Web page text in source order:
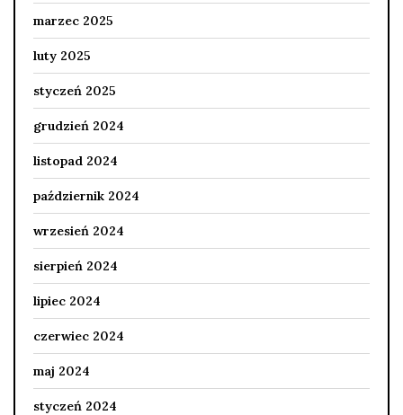
marzec 2025
luty 2025
styczeń 2025
grudzień 2024
listopad 2024
październik 2024
wrzesień 2024
sierpień 2024
lipiec 2024
czerwiec 2024
maj 2024
styczeń 2024